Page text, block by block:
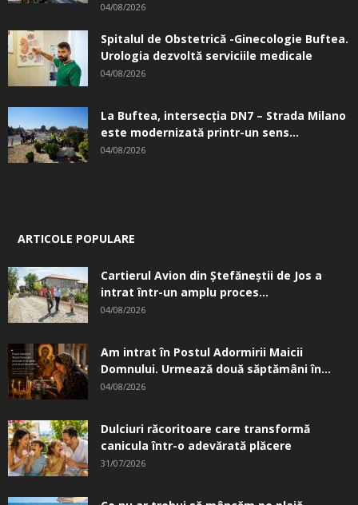
04/08/2026
Spitalul de Obstetrică -Ginecologie Buftea.
Urologia dezvoltă serviciile medicale
04/08/2026
La Buftea, intersecţia DN7 – Strada Milano
este modernizată printr-un sens...
04/08/2026
ARTICOLE POPULARE
Cartierul Avion din Ştefăneştii de Jos a
intrat într-un amplu proces...
04/08/2026
Am intrat în Postul Adormirii Maicii
Domnului. Urmează două săptămâni în...
04/08/2026
Dulciuri răcoritoare care transformă
canicula într-o adevărată plăcere
31/07/2026